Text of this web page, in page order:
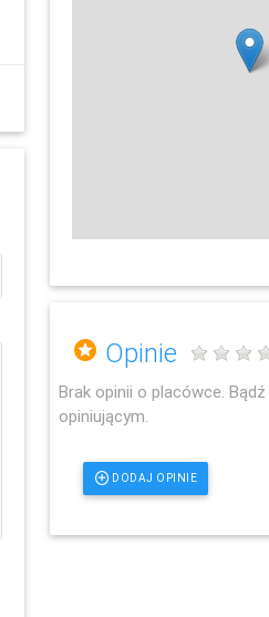
Opinie
Brak opinii o placówce.
opiniującym.
DODAJ OPINIE